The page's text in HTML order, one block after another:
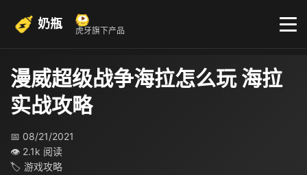
奶瓶 虎牙旗下产品
漫威超级战争海拉怎么玩 海拉
实战攻略
📅 08/21/2021
👁 2.1k 阅读
🏷 游戏攻略